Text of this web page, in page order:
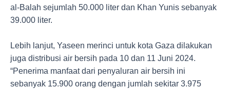
al-Balah sejumlah 50.000 liter dan Khan Yunis sebanyak
39.000 liter.
Lebih lanjut, Yaseen merinci untuk kota Gaza dilakukan
juga distribusi air bersih pada 10 dan 11 Juni 2024.
“Penerima manfaat dari penyaluran air bersih ini
sebanyak 15.900 orang dengan jumlah sekitar 3.975